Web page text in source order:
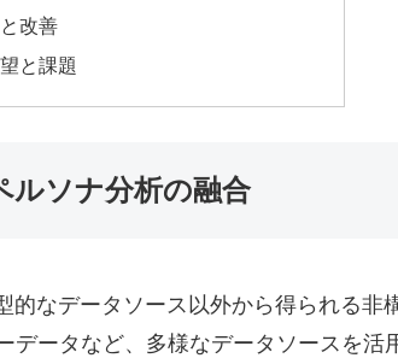
改善
と課題
ルソナ分析の融合
なデータソース以外から得られる非
データなど、多様なデータソースを活